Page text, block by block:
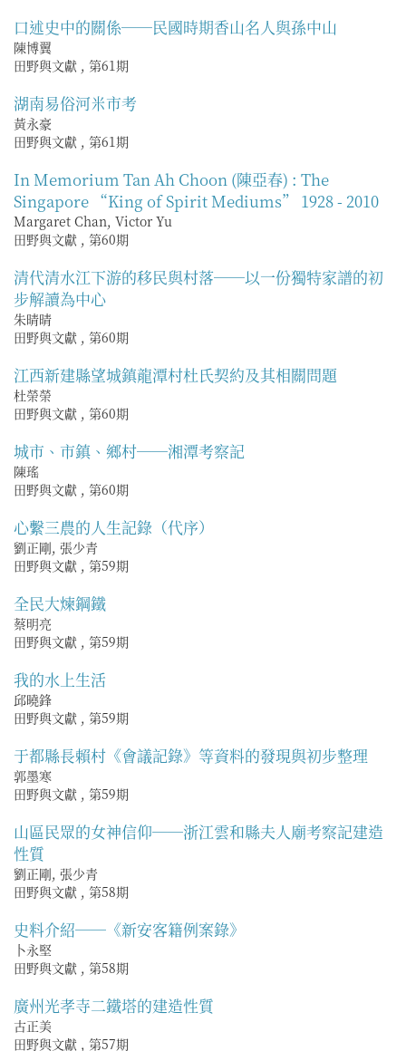
口述史中的關係──民國時期香山名人與孫中山
陳博翼
田野與文獻 , 第61期
湖南易俗河米市考
黃永豪
田野與文獻 , 第61期
In Memorium Tan Ah Choon (陳亞春) : The
Singapore “King of Spirit Mediums” 1928 - 2010
Margaret Chan, Victor Yu
田野與文獻 , 第60期
清代清水江下游的移民與村落──以一份獨特家譜的初
步解讀為中心
朱晴晴
田野與文獻 , 第60期
江西新建縣望城鎮龍潭村杜氏契約及其相關問題
杜榮榮
田野與文獻 , 第60期
城市、市鎮、鄉村──湘潭考察記
陳瑤
田野與文獻 , 第60期
心繫三農的人生記錄（代序）
劉正剛, 張少青
田野與文獻 , 第59期
全民大煉鋼鐵
蔡明亮
田野與文獻 , 第59期
我的水上生活
邱曉鋒
田野與文獻 , 第59期
于都縣長賴村《會議記錄》等資料的發現與初步整理
郭墨寒
田野與文獻 , 第59期
山區民眾的女神信仰──浙江雲和縣夫人廟考察記建造
性質
劉正剛, 張少青
田野與文獻 , 第58期
史料介紹──《新安客籍例案錄》
卜永堅
田野與文獻 , 第58期
廣州光孝寺二鐵塔的建造性質
古正美
田野與文獻 , 第57期